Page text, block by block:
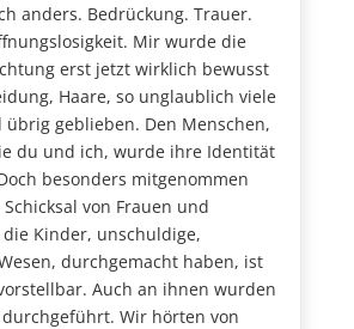
anders. Bedrückung. Trauer.
Mir wurde die
erst jetzt wirklich bewusst
Haare, so unglaublich viele
übrig geblieben. Den Menschen,
du und ich, wurde ihre Identität
besonders mitgenommen
von Frauen und
Kinder, unschuldige,
durchgemacht haben, ist
Auch an ihnen wurden
Wir hörten von